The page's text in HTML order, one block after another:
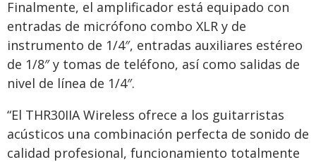
Finalmente, el amplificador está equipado con
entradas de micrófono combo XLR y de
instrumento de 1/4″, entradas auxiliares estéreo
de 1/8″ y tomas de teléfono, así como salidas de
nivel de línea de 1/4″.
“El THR30IIA Wireless ofrece a los guitarristas
acústicos una combinación perfecta de sonido de
calidad profesional, funcionamiento totalmente